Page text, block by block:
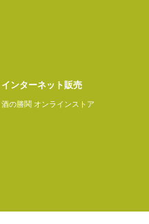
インターネット販売
酒の勝鬨 オンラインストア